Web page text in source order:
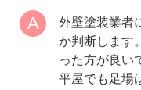
外壁塗装業者
か判断します
った方が良い
平屋でも足場